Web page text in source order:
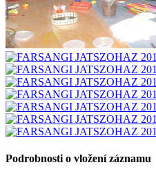
Podrobnosti o vložení záznamu